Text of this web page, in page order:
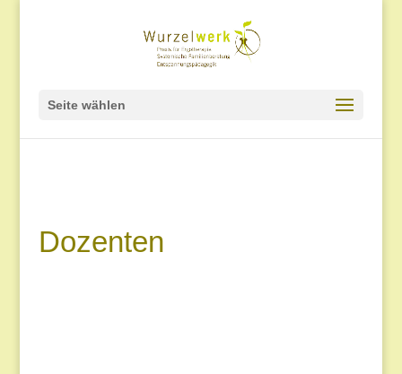
Seite wählen
Dozenten